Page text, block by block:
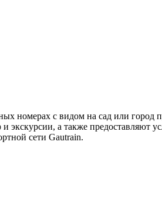
с видом на сад или город
а также предоставляют
сети Gautrain.